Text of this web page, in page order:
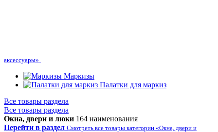
аксессуары»
Маркизы
Палатки для маркиз
Все товары раздела
Все товары раздела
Окна, двери и люки 164 наименования
Перейти в раздел Смотреть все товары категории «Окна, двери и